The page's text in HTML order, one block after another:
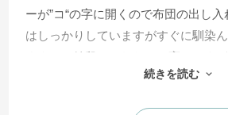
ーが”コ“の字に開くので布団の出し
はしっかりしていますがすぐに馴染
ます。お値段もそれなりに高いです
く使えることを考えれば高い買い物
続きを読む